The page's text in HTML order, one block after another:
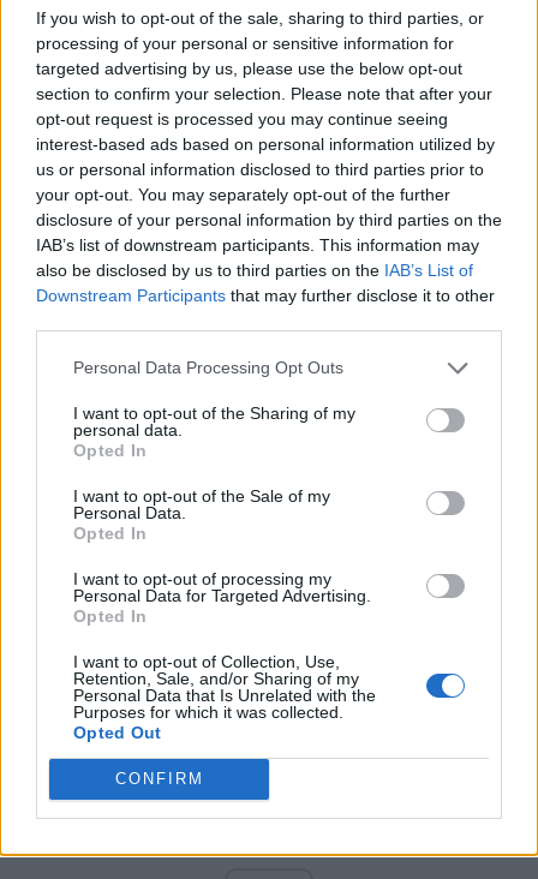
If you wish to opt-out of the sale, sharing to third parties, or
processing of your personal or sensitive information for
targeted advertising by us, please use the below opt-out
section to confirm your selection. Please note that after your
opt-out request is processed you may continue seeing
interest-based ads based on personal information utilized by
us or personal information disclosed to third parties prior to
your opt-out. You may separately opt-out of the further
disclosure of your personal information by third parties on the
IAB’s list of downstream participants. This information may
also be disclosed by us to third parties on the IAB’s List of
Downstream Participants that may further disclose it to other
Personal Data Processing Opt Outs
I want to opt-out of the Sharing of my
personal data.
Opted In
I want to opt-out of the Sale of my
Personal Data.
Opted In
I want to opt-out of processing my
Personal Data for Targeted Advertising.
Opted In
I want to opt-out of Collection, Use,
Retention, Sale, and/or Sharing of my
Personal Data that Is Unrelated with the
Purposes for which it was collected.
Opted Out
CONFIRM
REPER
SENS
SOS (Șoșoacă)
POT (Gavrilă)
PACE (Peia)
Acțiunea Conservatoare (Târziu)
PDF (Lazarus)
PUSL (D. Voiculescu)
FAR (Coarnă)
România pe Primul Loc (Ponta)
Altul
Arată rezultatele